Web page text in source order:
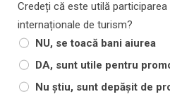
Credeți că este utilă participarea
internaționale de turism?
NU, se toacă bani aiurea
DA, sunt utile pentru
Nu știu, sunt depășit de